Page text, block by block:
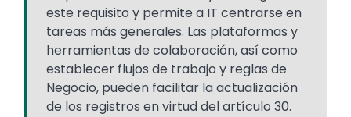
este requisito y permite a IT centrarse en
tareas más generales. Las plataformas y
herramientas de colaboración, así como
establecer flujos de trabajo y reglas de
Negocio, pueden facilitar la actualización
de los registros en virtud del artículo 30.